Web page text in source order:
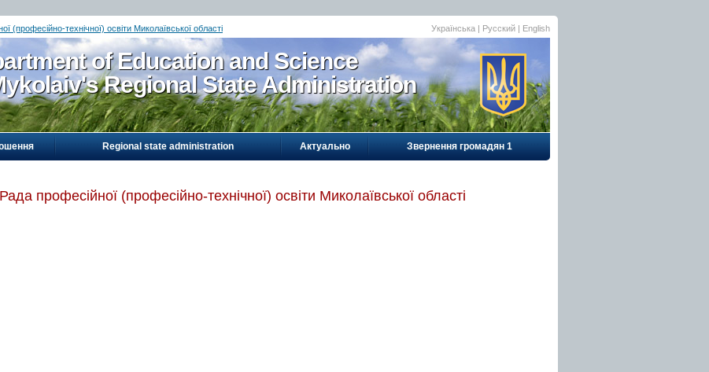
(професійно-технічної) освіти Миколаївської області Українська | Русский | English
of Education and Science
Regional State Administration
Regional state administration Актуально Звернення громадян 1
Рада професійної (професійно-технічної) освіти Миколаївської області